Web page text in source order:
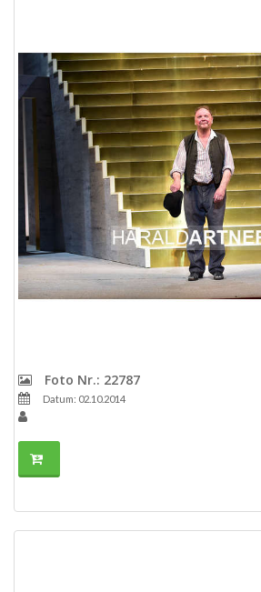
Foto Nr.: 22787
Datum: 02.10.2014